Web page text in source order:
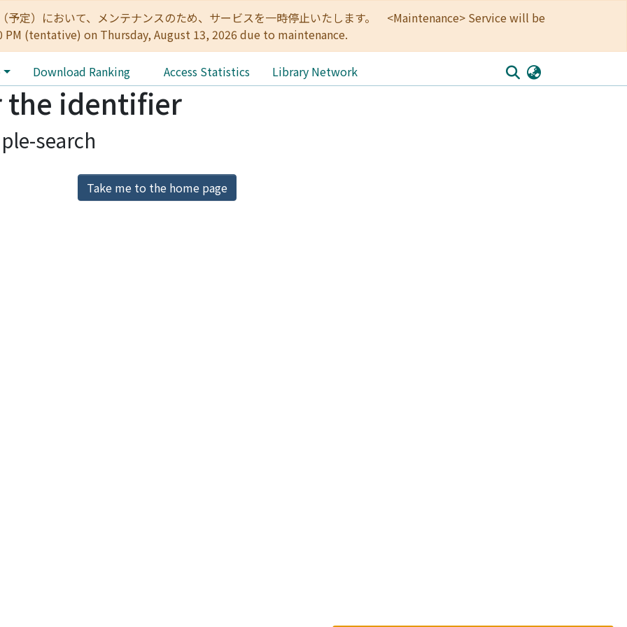
予定）において、メンテナンスのため、サービスを一時停止いたします。 <Maintenance> Service will be
(tentative) on Thursday, August 13, 2026 due to maintenance.
Download Ranking Access Statistics Library Network
the identifier
search
Take me to the home page